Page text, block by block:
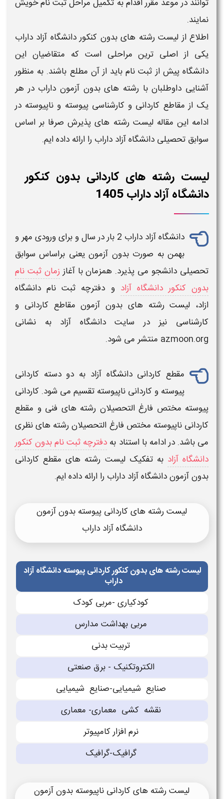
توانند در موعد مقرر اقدام به تکمیل مراحل ثبت نام خویش
نمایند.
اطلاع ازلیست رشته های بدون کنکور دانشگاه آزاد داراب
یکی از اصلی ترین مراحلی است که متقاضیان این
دانشگاهپیش از ثبت نام باید از آن مطلع باشند. به منظور
آشنایی داوطلبان با رشته هایبدون آزمون دارابدر هر
یک از مقاطع کاردانی و کارشناسی پیوسته و ناپیوسته در
ادامه این مقالهلیست رشته های پذیرش صرفا بر اساس
سوابق تحصیلی دانشگاه آزاد داراب را ارائه داده ایم.
لیست رشته های کاردانی بدون کنکور
دانشگاه آزاد داراب 1405
دانشگاه آزاد داراب
2 بار در سال و برای ورودی مهر و
بهمن به صورت بدون آزمونیعنی براساس سوابق
تحصیلی دانشجو می پذیرد. همزمان با آغاز زمان ثبت نام
بدون کنکور دانشگاه آزاد و دفترچه ثبت نام دانشگاه
ازاد، لیست رشته های بدون آزمونمقاطع کاردانی و
کارشناسی نیز در سایتدانشگاه آزادبه نشانی
azmoon.org منتشر می شود.
مقطع کاردانی دانشگاه آزاد به دو دسته کاردانی
پیوسته و کاردانی ناپیوسته تقسیم می شود. کاردانی
پیوسته مختص فارغ التحصیلان رشته های فنی و مقطع
کاردانی ناپیوسته مختص فارغ التحصیلان رشته های نظری
می باشد. در ادامه با استناد به دفترچه ثبت نام بدون کنکور
دانشگاه آزاد به تفکیک لیست رشته های مقطع کاردانی
بدون آزمون دانشگاه آزاد داراب را ارائه داده ایم.
لیست رشته های کاردانی پیوسته بدون آزمون
دانشگاه آزاد داراب
لیست رشته های بدون کنکور کاردانی پیوسته دانشگاه آزاد
داراب
كودكیارى -مربی كودک
مربی بهداشت مدارس
تربیت بدنی
الكتروتكنیک - برق صنعتی
صنایع شیمیایی-صنایع شیمیایی
نقشه كشی معمارى- معمارى
نرم افزار كامپیوتر
گرافیک-گرافیک
لیست رشته های کاردانی ناپیوسته بدون آزمون